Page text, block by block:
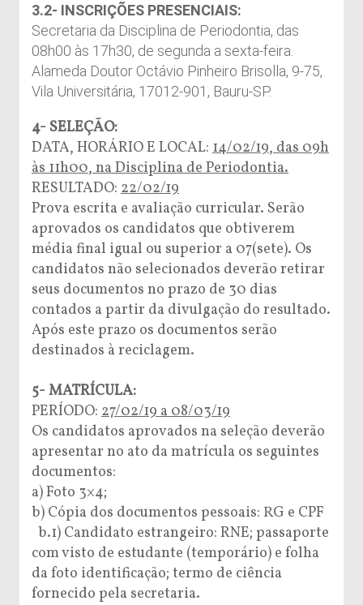
3.2- INSCRIÇÕES PRESENCIAIS:
Secretaria da Disciplina de Periodontia, das
08h00 às 17h30, de segunda a sexta-feira.
Alameda Doutor Octávio Pinheiro Brisolla, 9-75,
Vila Universitária, 17012-901, Bauru-SP.
4- SELEÇÃO:
DATA, HORÁRIO E LOCAL: 14/02/19, das 09h
às 11h00, na Disciplina de Periodontia.
RESULTADO: 22/02/19
Prova escrita e avaliação curricular. Serão
aprovados os candidatos que obtiverem
média final igual ou superior a 07(sete). Os
candidatos não selecionados deverão retirar
seus documentos no prazo de 30 dias
contados a partir da divulgação do resultado.
Após este prazo os documentos serão
destinados à reciclagem.
5- MATRÍCULA:
PERÍODO: 27/02/19 a 08/03/19
Os candidatos aprovados na seleção deverão
apresentar no ato da matrícula os seguintes
documentos:
a) Foto 3×4;
b) Cópia dos documentos pessoais: RG e CPF
b.1) Candidato estrangeiro: RNE; passaporte
com visto de estudante (temporário) e folha
da foto identificação; termo de ciência
fornecido pela secretaria.